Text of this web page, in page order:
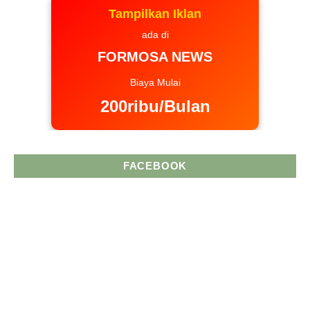
Tampilkan Iklan
ada di
FORMOSA NEWS
Biaya Mulai
200ribu/Bulan
FACEBOOK